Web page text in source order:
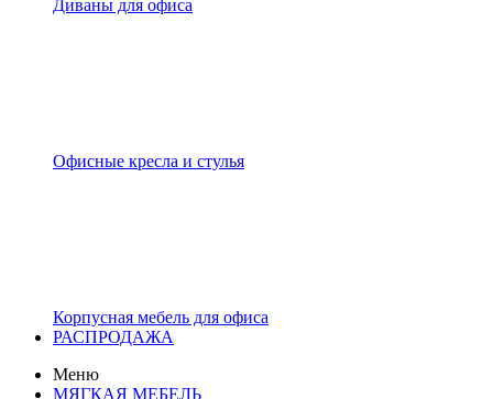
Диваны для офиса
Офисные кресла и стулья
Корпусная мебель для офиса
РАСПРОДАЖА
Меню
МЯГКАЯ МЕБЕЛЬ